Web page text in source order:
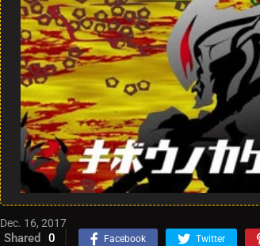
Dec. 16, 2017
Shared 0 Facebook Twitter